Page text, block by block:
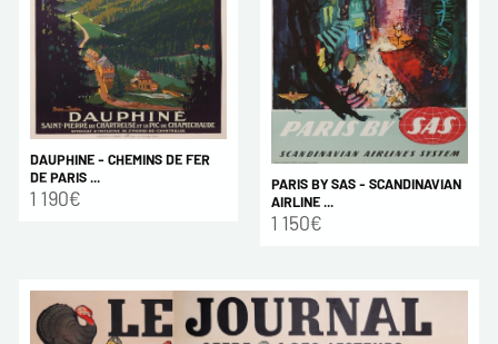
DAUPHINE - CHEMINS DE FER
DE PARIS ...
1 190€
PARIS BY SAS - SCANDINAVIAN
AIRLINE ...
1 150€